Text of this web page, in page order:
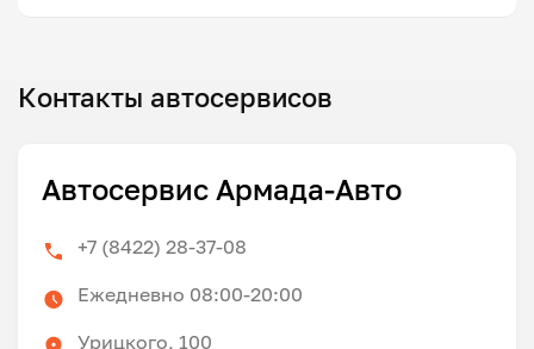
Контакты автосервисов
Автосервис Армада-Авто
+7 (8422) 28-37-08
Ежедневно 08:00-20:00
Урицкого, 100